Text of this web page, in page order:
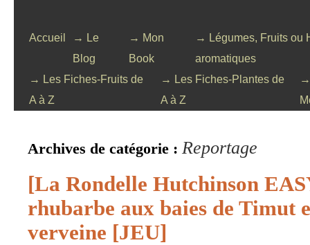
Accueil
→ Le
Blog
→ Mon
Book
→ Légumes, Fruits ou
aromatiques
→ Les Fiches-Fruits de
A à Z
→ Les Fiches-Plantes de
A à Z
→
Archives de catégorie : Reportage
[La Rondelle Hutchinson
rhubarbe aux baies de Timut
verveine [JEU]